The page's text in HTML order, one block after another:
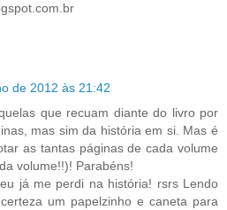
de 2012 às 21:42
que recuam diante do livro por
mas sim da história em si. Mas é
as tantas páginas de cada volume
volume!!)! Parabéns!
já me perdi na história! rsrs Lendo
um papelzinho e caneta para